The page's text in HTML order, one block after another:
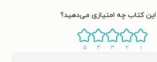
این کتاب چه امتیازی می‌دهید؟
۱ ۲ ۳ ۴ ۵